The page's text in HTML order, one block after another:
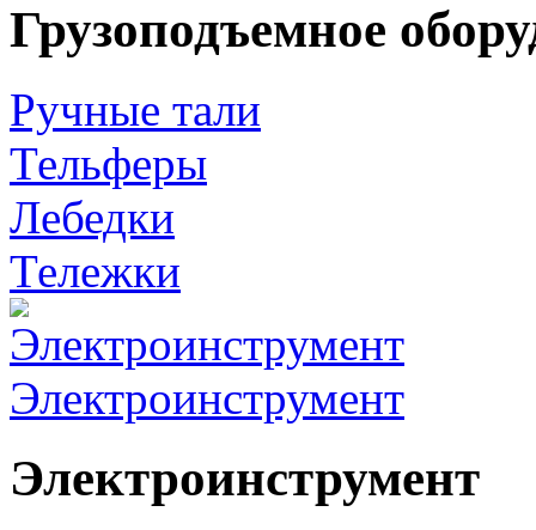
Грузоподъемное
Ручные тали
Тельферы
Лебедки
Тележки
Электроинструмент
Электроинструмент